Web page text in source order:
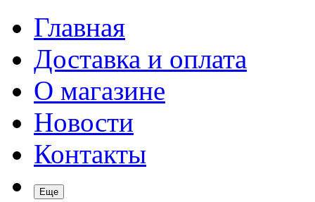
Главная
Доставка и оплата
О магазине
Новости
Контакты
Еще